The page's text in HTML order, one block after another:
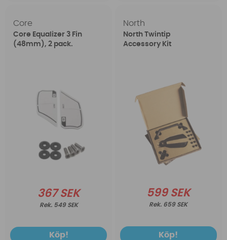
Core
Core Equalizer 3 Fin
(48mm), 2 pack.
367 SEK
549 SEK
Köp!
North
North Twintip
Accessory Kit
599 SEK
659 SEK
Köp!